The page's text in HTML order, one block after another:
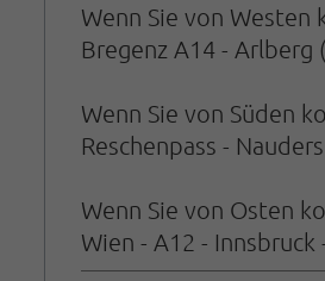
Wenn Sie von Westen
Bregenz A14 - Arlberg
Wenn Sie von Süden
Reschenpass -
Wenn Sie von Osten
Wien - A12 -